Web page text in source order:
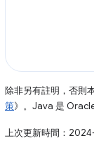
除非另有註明，否則
策》。Java 是
上次更新時間：